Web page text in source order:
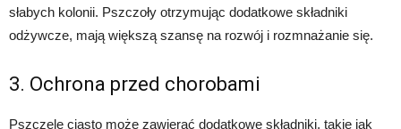
słabych kolonii. Pszczoły otrzymując dodatkowe składniki
odżywcze, mają większą szansę na rozwój i rozmnażanie się.
3. Ochrona przed chorobami
Pszczele ciasto może zawierać dodatkowe składniki, takie jak